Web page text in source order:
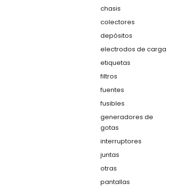
chasis
colectores
depósitos
electrodos de carga
etiquetas
filtros
fuentes
fusibles
generadores de
gotas
interruptores
juntas
otras
pantallas